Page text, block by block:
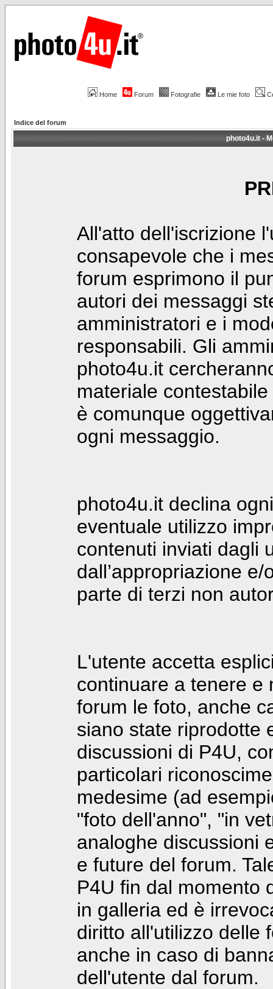
Home Forum Fotografie Le mie foto
Indice del forum
photo4u.it -
All'atto dell'iscrizione
consapevole che i
forum esprimono il
autori dei messaggi
amministratori e i
responsabili. Gli
photo4u.it
materiale
è comunque
ogni messaggio.
photo4u.it declina
eventuale utilizzo
contenuti inviati dagli
dall’appropriazione
parte di terzi non
L'utente accetta
continuare a tenere e
forum le foto, anche
siano state riprodotte
discussioni di P4U,
particolari
medesime (ad
"foto dell'anno", "in
analoghe discussioni
e future del forum.
P4U fin dal momento
in galleria ed è
diritto all'utilizzo delle
anche in caso di
dell'utente dal forum.